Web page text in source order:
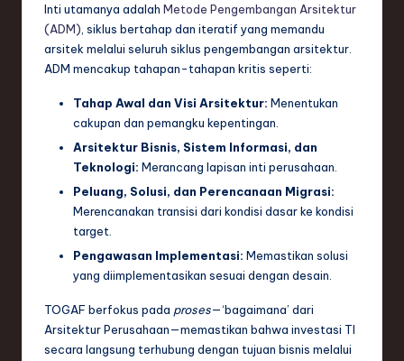
Inti utamanya adalah Metode Pengembangan Arsitektur
(ADM) , siklus bertahap dan iteratif yang memandu
arsitek melalui seluruh siklus pengembangan arsitektur.
ADM mencakup tahapan-tahapan kritis seperti:
Tahap Awal dan Visi Arsitektur: Menentukan
cakupan dan pemangku kepentingan.
Arsitektur Bisnis, Sistem Informasi, dan
Teknologi: Merancang lapisan inti perusahaan.
Peluang, Solusi, dan Perencanaan Migrasi:
Merencanakan transisi dari kondisi dasar ke kondisi
target.
Pengawasan Implementasi: Memastikan solusi
yang diimplementasikan sesuai dengan desain.
TOGAF berfokus pada proses—‘bagaimana’ dari
Arsitektur Perusahaan—memastikan bahwa investasi TI
secara langsung terhubung dengan tujuan bisnis melalui